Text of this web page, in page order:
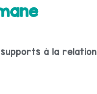
à la relation